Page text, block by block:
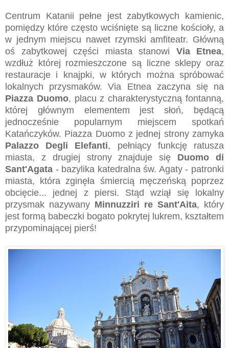
Centrum Katanii pełne jest zabytkowych kamienic,
pomiędzy które często wciśnięte są liczne kościoły, a
w jednym miejscu nawet rzymski amfiteatr. Główną
oś zabytkowej części miasta stanowi Via Etnea,
wzdłuż której rozmieszczone są liczne sklepy oraz
restauracje i knajpki, w których można spróbować
lokalnych przysmaków. Via Etnea zaczyna się na
Piazza Duomo, placu z charakterystyczną fontanną,
której głównym elementem jest słoń, będącą
jednocześnie popularnym miejscem spotkań
Katańczyków. Piazza Duomo z jednej strony zamyka
Palazzo Degli Elefanti, pełniący funkcję ratusza
miasta, z drugiej strony znajduje się Duomo di
Sant'Agata - bazylika katedralna św. Agaty - patronki
miasta, która zginęła śmiercią męczeńską poprzez
obcięcie... jednej z piersi. Stąd wziął się lokalny
przysmak nazywany Minnuzziri re Sant'Aita, który
jest formą babeczki bogato pokrytej lukrem, kształtem
przypominającej pierś!